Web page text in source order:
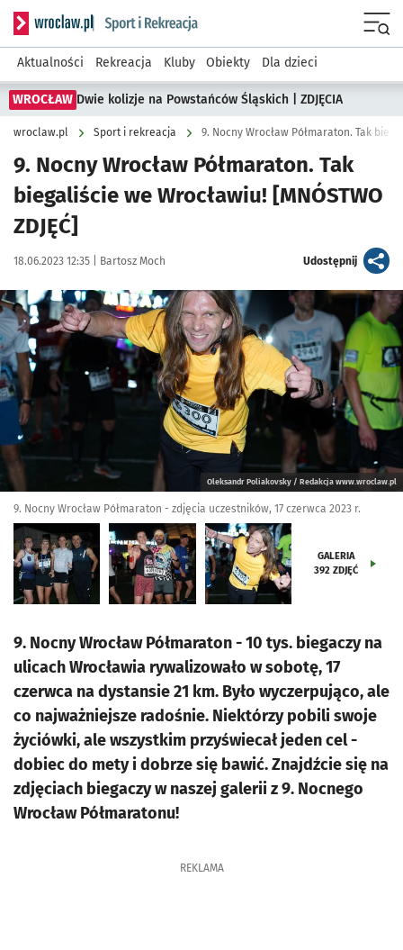
Serwis informacyjny wroclaw.pl podserwis: Sport i rekreacja
Aktualności Rekreacja Kluby Obiekty Dla dzieci
WROCŁAW Dwie kolizje na Powstańców Śląskich | ZDJĘCIA
wroclaw.pl Sport i rekreacja 9. Nocny Wrocław Półmaraton. Tak
9. Nocny Wrocław Półmaraton. Tak
biegaliście we Wrocławiu! [MNÓSTWO
ZDJĘĆ]
Data publikacji:
18.06.2023 12:35 | Autor:
Bartosz Moch Udostępnijartykuł
Kliknij, aby zobaczyć galerię
Oleksandr Poliakovsky / Redakcja www.wroclaw.pl
9. Nocny Wrocław Półmaraton - zdjęcia uczestników, 17 czerwca 2023 r.
GALERIA
392 ZDJĘĆ
9. Nocny Wrocław Półmaraton - 10 tys. biegaczy na
ulicach Wrocławia rywalizowało w sobotę, 17
czerwca na dystansie 21 km. Było wyczerpująco, ale
co najważniejsze radośnie. Niektórzy pobili swoje
życiówki, ale wszystkim przyświecał jeden cel -
dobiec do mety i dobrze się bawić. Znajdźcie się na
zdjęciach biegaczy w naszej galerii z 9. Nocnego
Wrocław Półmaratonu!
REKLAMA